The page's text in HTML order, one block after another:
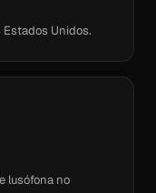
Estados Unidos.
lusófona no